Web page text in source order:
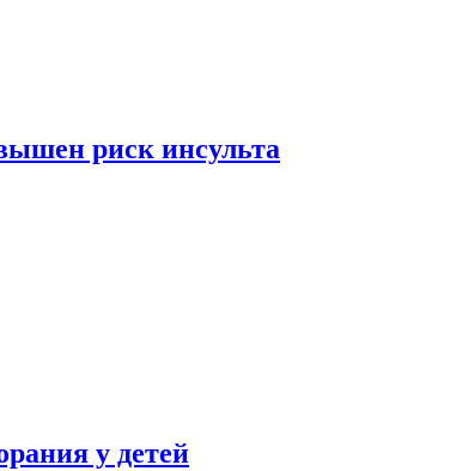
риск инсульта
у детей